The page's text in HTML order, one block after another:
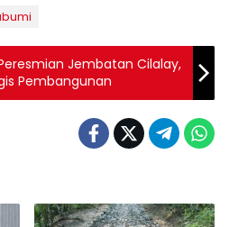
Jembatan Cilalay,
Pembangunan